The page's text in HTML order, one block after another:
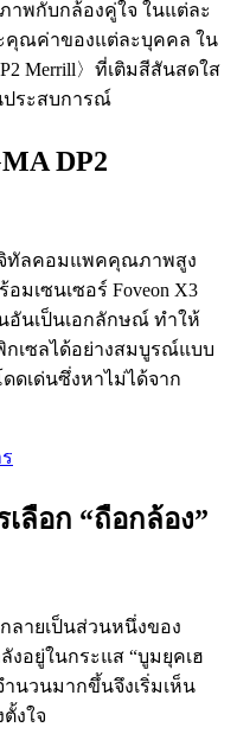
าพกับกล้องคู่ใจ ในแต่ละ
คุณค่าของแต่ละบุคคล ใน
Merrill〉ที่เติมสีสันสดใส
ประสบการณ์
DP2
ดิจิทัลคอมแพคคุณภาพสูง
มเซนเซอร์ Foveon X3
อันเป็นเอกลักษณ์ ทำให้
กเซลได้อย่างสมบูรณ์แบบ
เด่นซึ่งหาไม่ได้จาก
ลือก “ถือกล้อง”
ลายเป็นส่วนหนึ่งของ
อยู่ในกระแส “บูมยุคเฮ
ำนวนมากขึ้นจึงเริ่มเห็น
งใจ